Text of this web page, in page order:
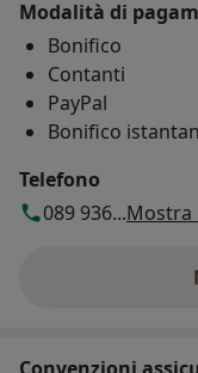
Modalità di
Bonifico
Contanti
PayPal
Bonifico
Telefono
089 936...Mostra